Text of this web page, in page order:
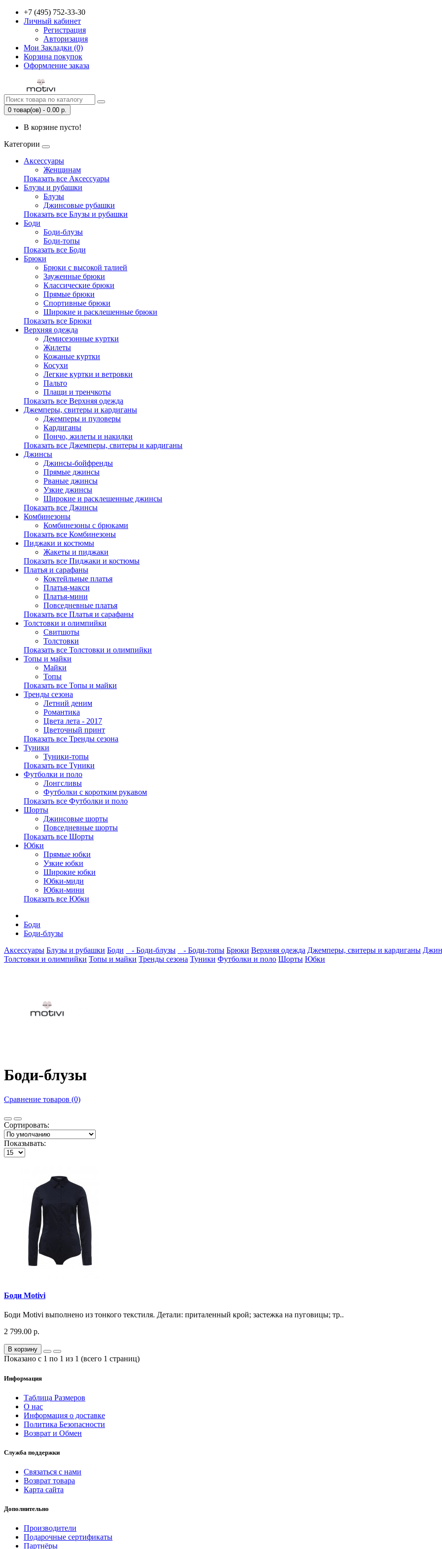
+7 (495) 752-33-30
Личный кабинет
Регистрация
Авторизация
Мои Закладки (0)
Корзина покупок
Оформление заказа
0 товар(ов) - 0.00 р.
В корзине пусто!
Категории
Аксессуары
Женщинам
Показать все Аксессуары
Блузы и рубашки
Блузы
Джинсовые рубашки
Показать все Блузы и рубашки
Боди
Боди-блузы
Боди-топы
Показать все Боди
Брюки
Брюки с высокой талией
Зауженные брюки
Классические брюки
Прямые брюки
Спортивные брюки
Широкие и расклешенные брюки
Показать все Брюки
Верхняя одежда
Демисезонные куртки
Жилеты
Кожаные куртки
Косухи
Легкие куртки и ветровки
Пальто
Плащи и тренчкоты
Показать все Верхняя одежда
Джемперы, свитеры и кардиганы
Джемперы и пуловеры
Кардиганы
Пончо, жилеты и накидки
Показать все Джемперы, свитеры и кардиганы
Джинсы
Джинсы-бойфренды
Прямые джинсы
Рваные джинсы
Узкие джинсы
Широкие и расклешенные джинсы
Показать все Джинсы
Комбинезоны
Комбинезоны с брюками
Показать все Комбинезоны
Пиджаки и костюмы
Жакеты и пиджаки
Показать все Пиджаки и костюмы
Платья и сарафаны
Коктейльные платья
Платья-макси
Платья-мини
Повседневные платья
Показать все Платья и сарафаны
Толстовки и олимпийки
Свитшоты
Толстовки
Показать все Толстовки и олимпийки
Топы и майки
Майки
Топы
Показать все Топы и майки
Тренды сезона
Летний деним
Романтика
Цвета лета - 2017
Цветочный принт
Показать все Тренды сезона
Туники
Туники-топы
Показать все Туники
Футболки и поло
Лонгсливы
Футболки с коротким рукавом
Показать все Футболки и поло
Шорты
Джинсовые шорты
Повседневные шорты
Показать все Шорты
Юбки
Прямые юбки
Узкие юбки
Широкие юбки
Юбки-миди
Юбки-мини
Показать все Юбки
Боди
Боди-блузы
Аксессуары Блузы и рубашки Боди - Боди-блузы - Боди-топы Брюки Верхняя одежда Джемперы, свитеры и кардиганы
Толстовки и олимпийки Топы и майки Тренды сезона Туники Футболки и поло Шорты Юбки
Боди-блузы
Сравнение товаров (0)
Сортировать:
Показывать:
Боди Motivi
Боди Motivi выполнено из тонкого текстиля. Детали: приталенный крой; застежка на пуговицы; тр..
2 799.00 р.
В корзину
Показано с 1 по 1 из 1 (всего 1 страниц)
Информация
Таблица Размеров
О нас
Информация о доставке
Политика Безопасности
Возврат и Обмен
Служба поддержки
Связаться с нами
Возврат товара
Карта сайта
Дополнительно
Производители
Подарочные сертификаты
Партнёры